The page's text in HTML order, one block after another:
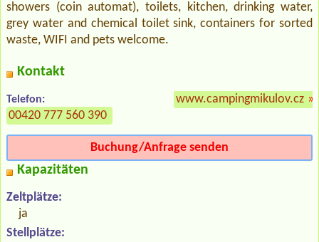
showers (coin automat), toilets, kitchen, drinking water,
grey water and chemical toilet sink, containers for sorted
waste, WIFI and pets welcome.
Kontakt
Telefon:
00420 777 560 390
www.campingmikulov.cz »
Buchung/Anfrage senden
Kapazitäten
Zeltplätze:
ja
Stellplätze: